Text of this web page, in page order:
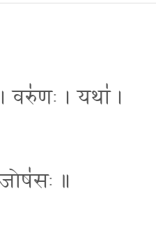
वरु॑णः । यथा॑ ।
॥